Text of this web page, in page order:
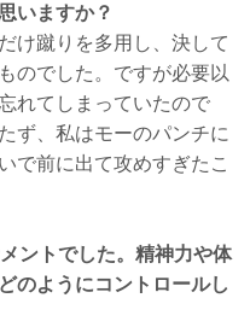
いますか？
け蹴りを多用し、決して
のでした。ですが必要以
れてしまっていたので
ず、私はモーのパンチに
で前に出て攻めすぎたこ
ントでした。精神力や体
のようにコントロールし